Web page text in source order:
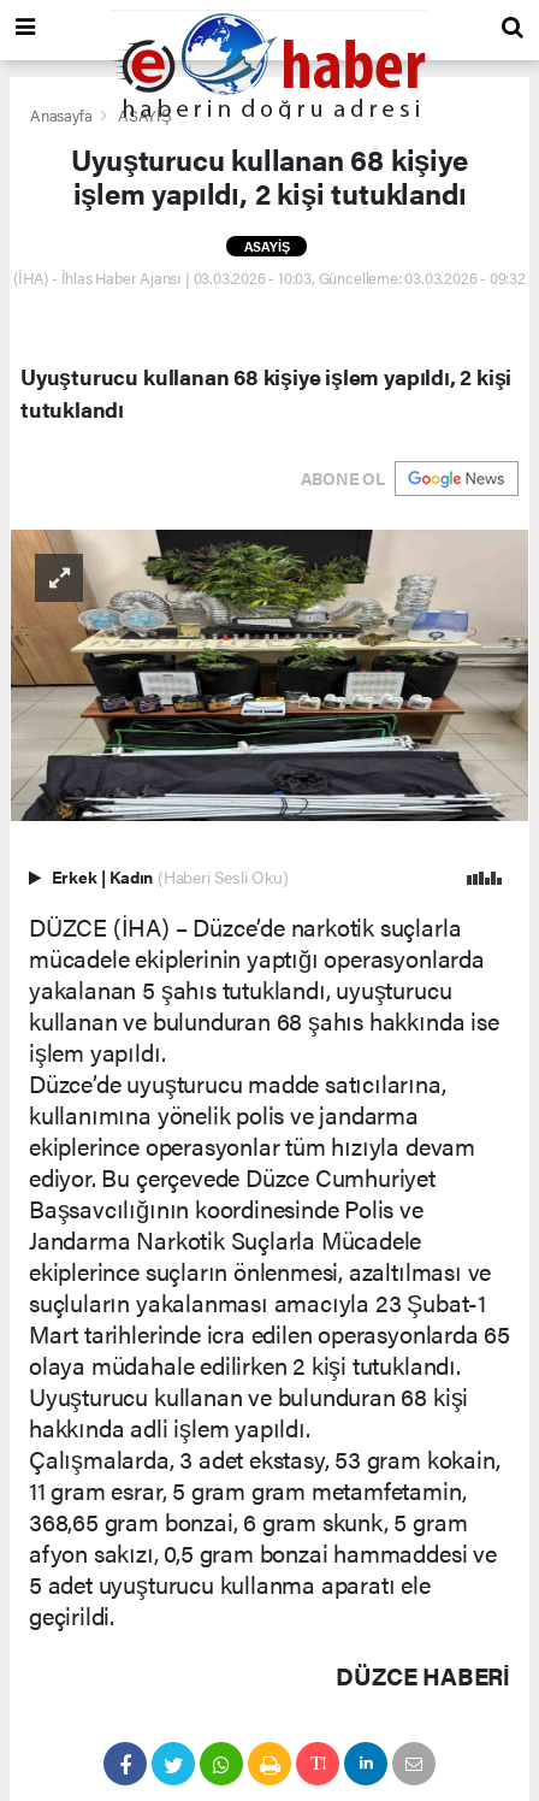
Anasayfa ASAYİŞ
Uyuşturucu kullanan 68 kişiye
işlem yapıldı, 2 kişi tutuklandı
ASAYİŞ
(İHA) - İhlas Haber Ajansı | 03.03.2026 - 10:03, Güncelleme: 03.03.2026 - 09:32
Uyuşturucu kullanan 68 kişiye işlem yapıldı, 2 kişi
tutuklandı
ABONE OL
Erkek | Kadın (Haberi Sesli Oku)
DÜZCE (İHA) – Düzce’de narkotik suçlarla
mücadele ekiplerinin yaptığı operasyonlarda
yakalanan 5 şahıs tutuklandı, uyuşturucu
kullanan ve bulunduran 68 şahıs hakkında ise
işlem yapıldı.
Düzce’de uyuşturucu madde satıcılarına,
kullanımına yönelik polis ve jandarma
ekiplerince operasyonlar tüm hızıyla devam
ediyor. Bu çerçevede Düzce Cumhuriyet
Başsavcılığının koordinesinde Polis ve
Jandarma Narkotik Suçlarla Mücadele
ekiplerince suçların önlenmesi, azaltılması ve
suçluların yakalanması amacıyla 23 Şubat-1
Mart tarihlerinde icra edilen operasyonlarda 65
olaya müdahale edilirken 2 kişi tutuklandı.
Uyuşturucu kullanan ve bulunduran 68 kişi
hakkında adli işlem yapıldı.
Çalışmalarda, 3 adet ekstasy, 53 gram kokain,
11 gram esrar, 5 gram gram metamfetamin,
368,65 gram bonzai, 6 gram skunk, 5 gram
afyon sakızı, 0,5 gram bonzai hammaddesi ve
5 adet uyuşturucu kullanma aparatı ele
geçirildi.
DÜZCE HABERİ